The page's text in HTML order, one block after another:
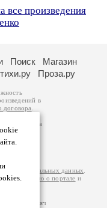
все произведения
Поиск
Магазин
Проза.ру
в
договора
авторам
возможна
за
на
персональных данных
информацию о портале и
100 тысяч